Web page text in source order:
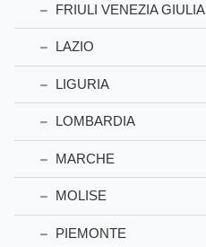
FRIULI VENEZIA GIULIA
LAZIO
LIGURIA
LOMBARDIA
MARCHE
MOLISE
PIEMONTE